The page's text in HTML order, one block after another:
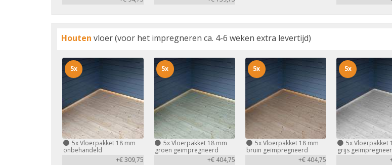
Houten vloer (voor het impregneren ca. 4-6 weken extra levertijd)
5xVloerpakket 18 mm
onbehandeld
+€ 309,75
5x
5xVloerpakket 18 mm
groen geïmpregneerd
+€ 404,75
5x
5xVloerpakket 18 mm
bruin geïmpregneerd
+€ 404,75
5x
5xVloerpakket
grijs
5x